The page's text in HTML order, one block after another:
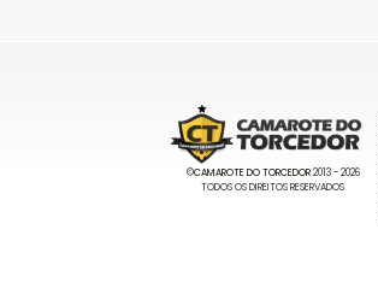
©CAMAROTE DO TORCEDOR2013 - 2026
TODOS OS DIREITOS RESERVADOS